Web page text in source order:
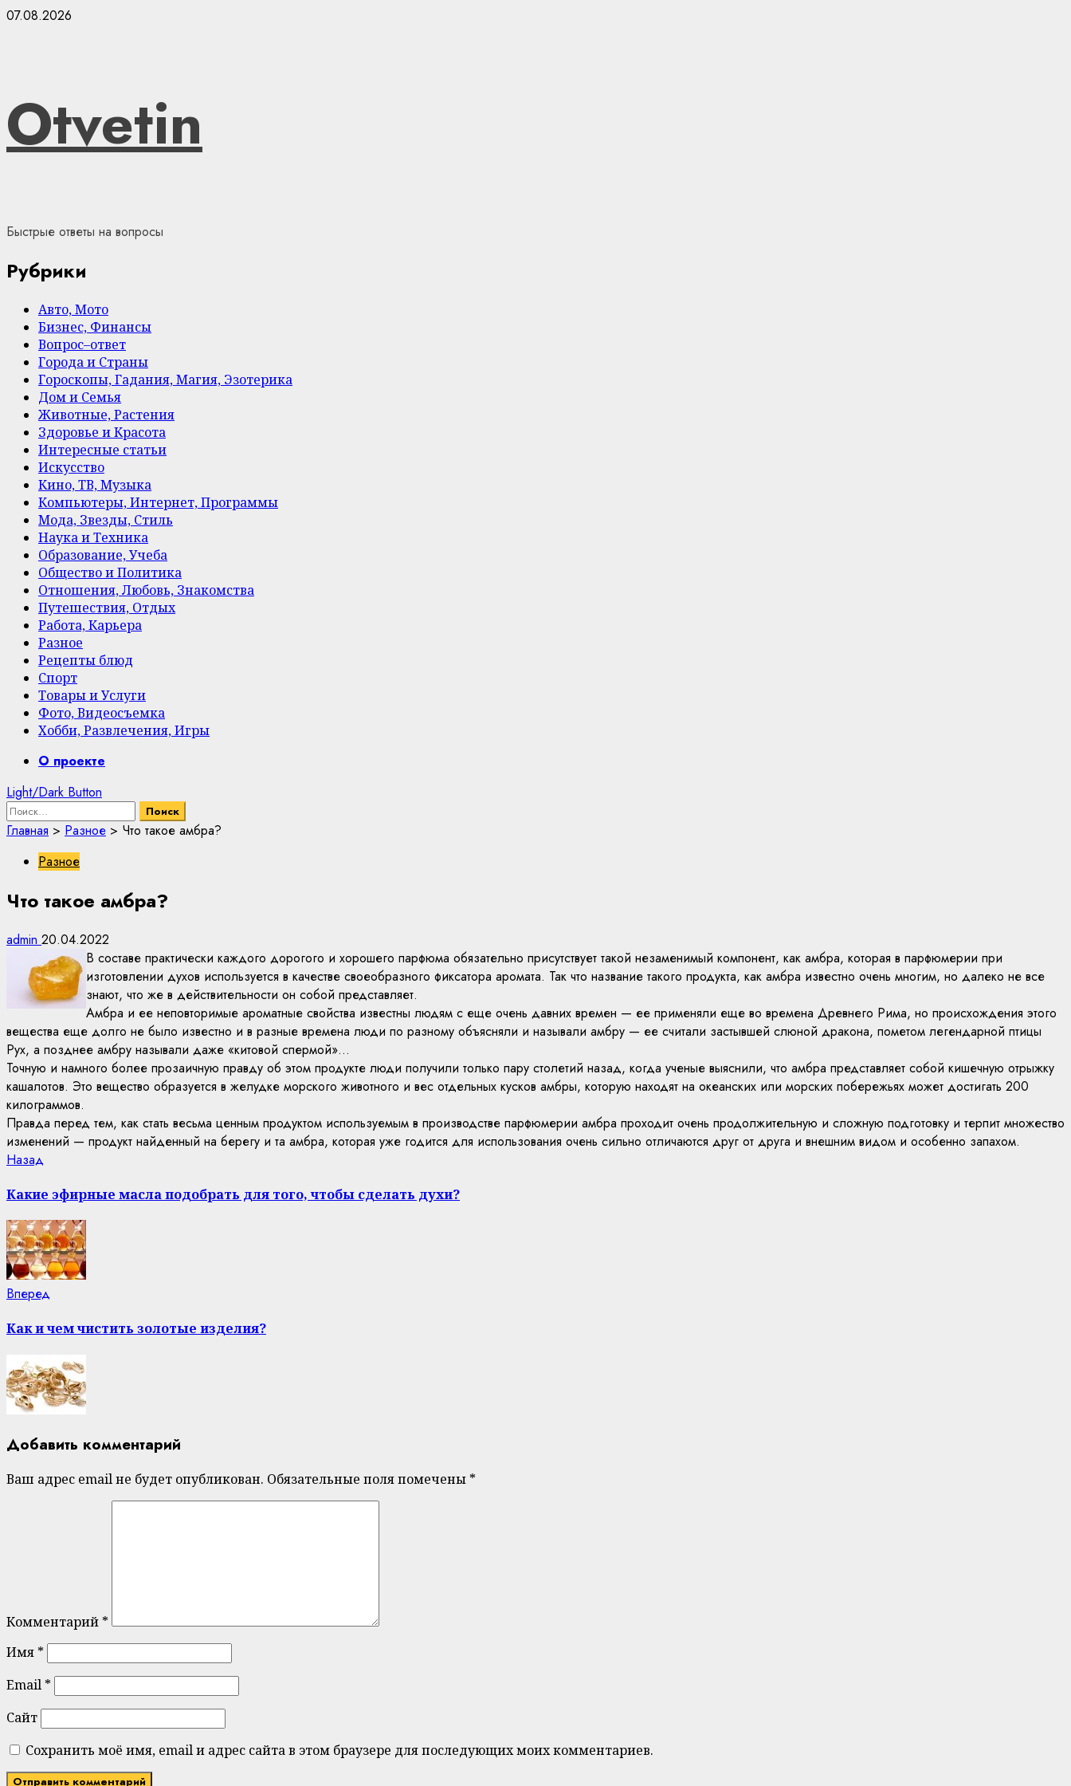
Skip
07.08.2026
Otvetin
Быстрые ответы на вопросы
Рубрики
Авто, Мото
Бизнес, Финансы
Вопрос–ответ
Города и Страны
Гороскопы, Гадания, Магия, Эзотерика
Дом и Семья
Животные, Растения
Здоровье и Красота
Интересные статьи
Искусство
Кино, ТВ, Музыка
Компьютеры, Интернет, Программы
Мода, Звезды, Стиль
Наука и Техника
Образование, Учеба
Общество и Политика
Отношения, Любовь, Знакомства
Путешествия, Отдых
Работа, Карьера
Разное
Рецепты блюд
Спорт
Товары и Услуги
Фото, Видеосъемка
Хобби, Развлечения, Игры
PrimaryО проекте
Light/Dark Button
Найти:
Главная > Разное > Что такое амбра?
Разное
Что такое амбра?
admin 20.04.2022
В составе практически каждого дорогого и хорошего парфюма обязательно присутствует такой незаменимый компонент, как амбра, которая в парфюмерии при
изготовлении духов используется в качестве своеобразного фиксатора аромата. Так что название такого продукта, как амбра известно очень многим, но далеко не все
знают, что же в действительности он собой представляет.
Амбра и ее неповторимые ароматные свойства известны людям с еще очень давних времен — ее применяли еще во времена Древнего Рима, но происхождения этого
вещества еще долго не было известно и в разные времена люди по разному объясняли и называли амбру — ее считали застывшей слюной дракона, пометом легендарной птицы
Рух, а позднее амбру называли даже «китовой спермой»…
Точную и намного более прозаичную правду об этом продукте люди получили только пару столетий назад, когда ученые выяснили, что амбра представляет собой кишечную отрыжку
кашалотов. Это вещество образуется в желудке морского животного и вес отдельных кусков амбры, которую находят на океанских или морских побережьях может достигать 200
килограммов.
Правда перед тем, как стать весьма ценным продуктом используемым в производстве парфюмерии амбра проходит очень продолжительную и сложную подготовку и терпит множество
изменений — продукт найденный на берегу и та амбра, которая уже годится для использования очень сильно отличаются друг от друга и внешним видом и особенно запахом.
Continue
Reading
Назад
Какие эфирные масла подобрать для того, чтобы сделать духи?
Вперед
Как и чем чистить золотые изделия?
Добавить комментарий
Ваш адрес email не будет опубликован. Обязательные поля помечены *
Комментарий *
Имя *
Email *
Сайт
Сохранить моё имя, email и адрес сайта в этом браузере для последующих моих комментариев.